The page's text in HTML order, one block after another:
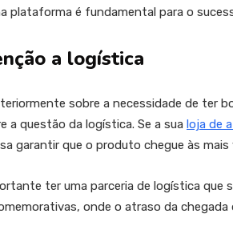
plataforma é fundamental para o
a logística
sobre a necessidade de ter
a questão da logística. Se a sua loja de
garantir que o produto chegue às mais
ter uma parceria de logística
onde o atraso da